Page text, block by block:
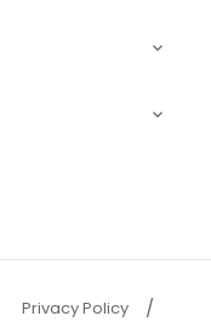


Privacy Policy